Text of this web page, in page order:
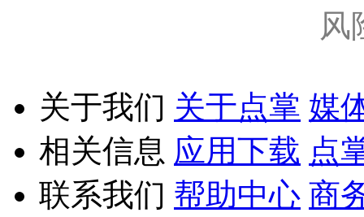
风
关于我们 关于点掌 媒
相关信息 应用下载 点
联系我们 帮助中心 商